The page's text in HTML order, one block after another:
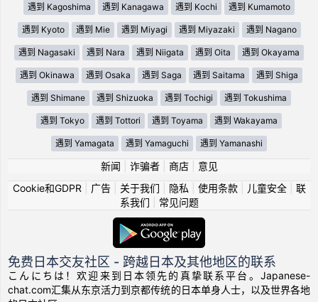
遇到 Kagoshima 遇到 Kanagawa 遇到 Kochi 遇到 Kumamoto
遇到 Kyoto 遇到 Mie 遇到 Miyagi 遇到 Miyazaki 遇到 Nagano
遇到 Nagasaki 遇到 Nara 遇到 Niigata 遇到 Oita 遇到 Okayama
遇到 Okinawa 遇到 Osaka 遇到 Saga 遇到 Saitama 遇到 Shiga
遇到 Shimane 遇到 Shizuoka 遇到 Tochigi 遇到 Tokushima
遇到 Tokyo 遇到 Tottori 遇到 Toyama 遇到 Wakayama
遇到 Yamagata 遇到 Yamaguchi 遇到 Yamanashi
新闻 诈骗者| 商店| 意见
Cookie和GDPR
广告| 关于我们 隐私 使用条款| 儿童安全| 联
系我们
常见问题
免费日本交友社区 - 跨越日本及其他地区的联系
こんにちは！欢迎来到日本领先的真挚联系平台。Japanese-
chat.com汇集从东京活力到京都传统的日本单身人士，以及世界各地